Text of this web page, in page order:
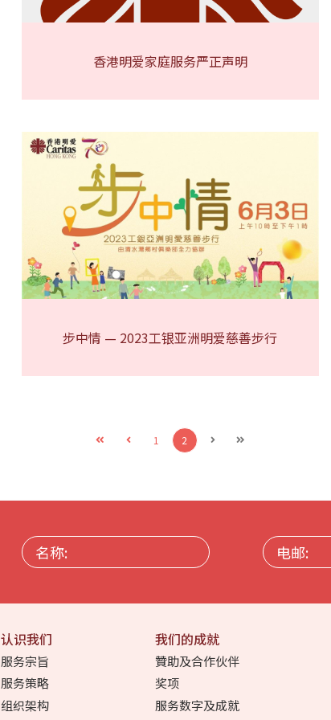
香港明爱家庭服务严正声明
步中情 — 2023工银亚洲明爱慈善步行
1 2
名
称:
电
邮:
认识我们
服务宗旨
服务策略
组织架构
我们的成就
贊助及合作伙伴
奖项
服务数字及成就